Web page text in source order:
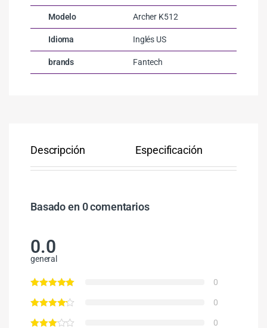
Modelo Archer K512
Idioma Inglés US
brands Fantech
Descripción Especificación
Basado en 0 comentarios
0.0
general
0
0
0